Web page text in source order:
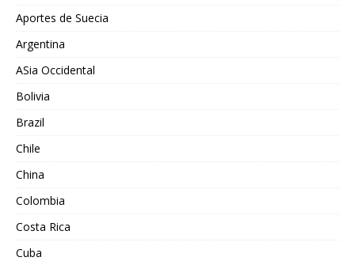
Aportes de Suecia
Argentina
ASia Occidental
Bolivia
Brazil
Chile
China
Colombia
Costa Rica
Cuba